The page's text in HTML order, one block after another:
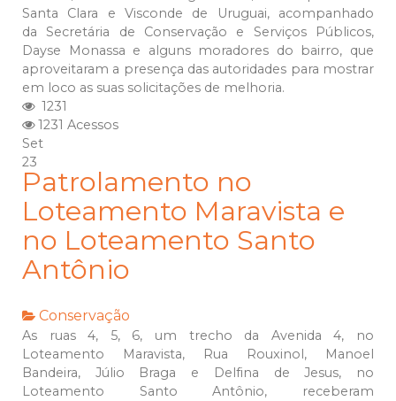
Santa Clara e Visconde de Uruguai, acompanhado
da Secretária de Conservação e Serviços Públicos,
Dayse Monassa e alguns moradores do bairro, que
aproveitaram a presença das autoridades para mostrar
em loco as suas solicitações de melhoria.
1231
1231 Acessos
Set
23
Patrolamento no
Loteamento Maravista e
no Loteamento Santo
Antônio
Conservação
As ruas 4, 5, 6, um trecho da Avenida 4, no
Loteamento Maravista, Rua Rouxinol, Manoel
Bandeira, Júlio Braga e Delfina de Jesus, no
Loteamento Santo Antônio, receberam